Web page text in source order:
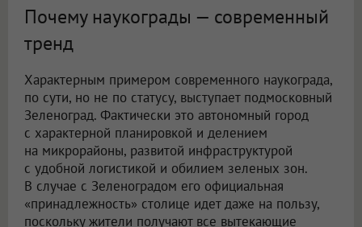
Почему наукограды — современный
тренд
Характерным примером современного наукограда,
по сути, но не по статусу, выступает подмосковный
Зеленоград. Фактически это автономный город
с характерной планировкой и делением
на микрорайоны, развитой инфраструктурой
с удобной логистикой и обилием зеленых зон.
В случае с Зеленоградом его официальная
«принадлежность» столице идет даже на пользу,
поскольку жители получают все вытекающие